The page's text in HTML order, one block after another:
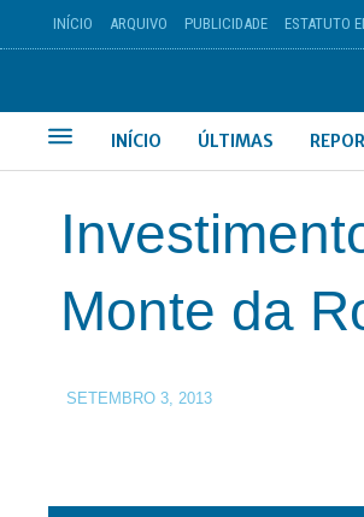
INÍCIO ARQUIVO PUBLICIDADE ESTATUTO
INÍCIO ÚLTIMAS
Monte da
SETEMBRO 3, 2013